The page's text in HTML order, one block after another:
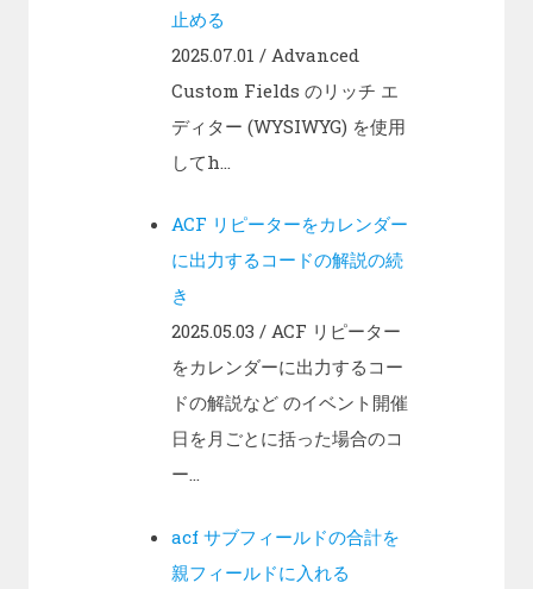
止める
2025.07.01 / Advanced
Custom Fields のリッチ エ
ディター (WYSIWYG) を使用
してh...
ACF リピーターをカレンダー
に出力するコードの解説の続
き
2025.05.03 / ACF リピーター
をカレンダーに出力するコー
ドの解説など のイベント開催
日を月ごとに括った場合のコ
ー...
acf サブフィールドの合計を
親フィールドに入れる